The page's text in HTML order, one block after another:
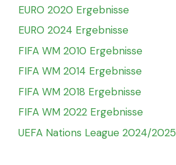
EURO 2020 Ergebnisse
EURO 2024 Ergebnisse
FIFA WM 2010 Ergebnisse
FIFA WM 2014 Ergebnisse
FIFA WM 2018 Ergebnisse
FIFA WM 2022 Ergebnisse
UEFA Nations League 2024/2025